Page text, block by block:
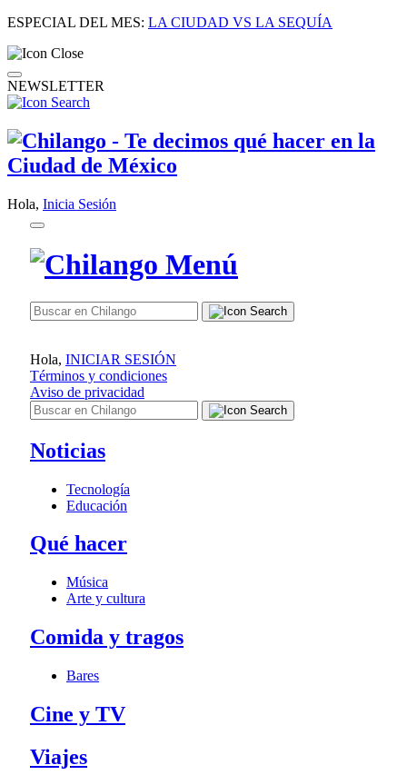
ESPECIAL DEL MES: LA CIUDAD VS LA SEQUÍA
NEWSLETTER
Hola, Inicia Sesión
Hola, INICIAR SESIÓN
Términos y condiciones
Aviso de privacidad
Noticias
Tecnología
Educación
Qué hacer
Música
Arte y cultura
Comida y tragos
Bares
Cine y TV
Viajes